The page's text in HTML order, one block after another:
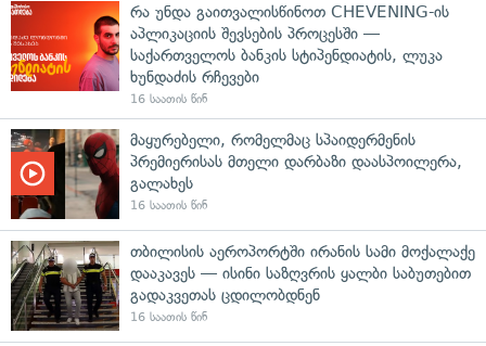
რა უნდა გაითვალისწინოთ CHEVENING-ის
აპლიკაციის შევსების პროცესში —
საქართველოს ბანკის სტიპენდიატის, ლუკა
ხუნდაძის რჩევები
16 საათის წინ
მაყურებელი, რომელმაც სპაიდერმენის
პრემიერისას მთელი დარბაზი დაასპოილერა,
გალახეს
16 საათის წინ
თბილისის აეროპორტში ირანის სამი მოქალაქე
დააკავეს — ისინი საზღვრის ყალბი საბუთებით
გადაკვეთას ცდილობდნენ
16 საათის წინ